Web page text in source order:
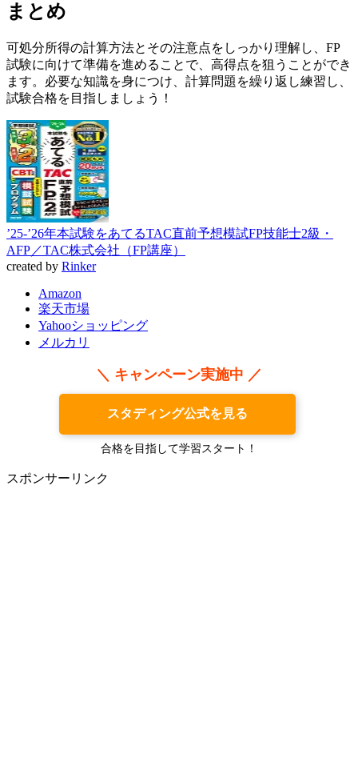
まとめ
可処分所得の計算方法とその注意点をしっかり理解し、FP
試験に向けて準備を進めることで、高得点を狙うことができ
ます。必要な知識を身につけ、計算問題を繰り返し練習し、
試験合格を目指しましょう！
’25-’26年本試験をあてるTAC直前予想模試FP技能士2級・
AFP／TAC株式会社（FP講座）
created by Rinker
Amazon
楽天市場
Yahooショッピング
メルカリ
＼ キャンペーン実施中 ／
スタディング公式を見る
合格を目指して学習スタート！
スポンサーリンク